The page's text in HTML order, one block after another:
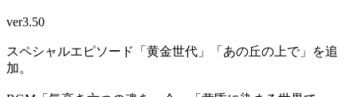
ver3.50
スペシャルエピソード「黄金世代」「あの丘の上で」を追
加。